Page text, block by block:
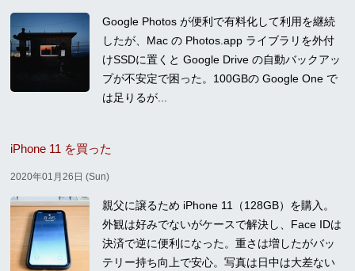
Google Photos が便利で有料化して利用を継続
したが、Mac の Photos.app ライブラリを外付
けSSDに置くと Google Drive の自動バックアッ
プが不安定で困った。100GBの Google One で
は足りるが...
iPhone 11 を買った
2020年01月26日 (Sun)
親父に譲るため iPhone 11（128GB）を購入。
外観は好みでないがケースで解決し、Face IDは
決済で逆に便利になった。重さは増したがバッ
テリー持ち向上で安心。写真は日中は大差ない